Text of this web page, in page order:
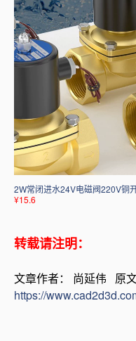
2W常闭进水24V电磁阀220V铜
¥15.6
转载请注明：
文章作者： 尚延伟 原文
https://